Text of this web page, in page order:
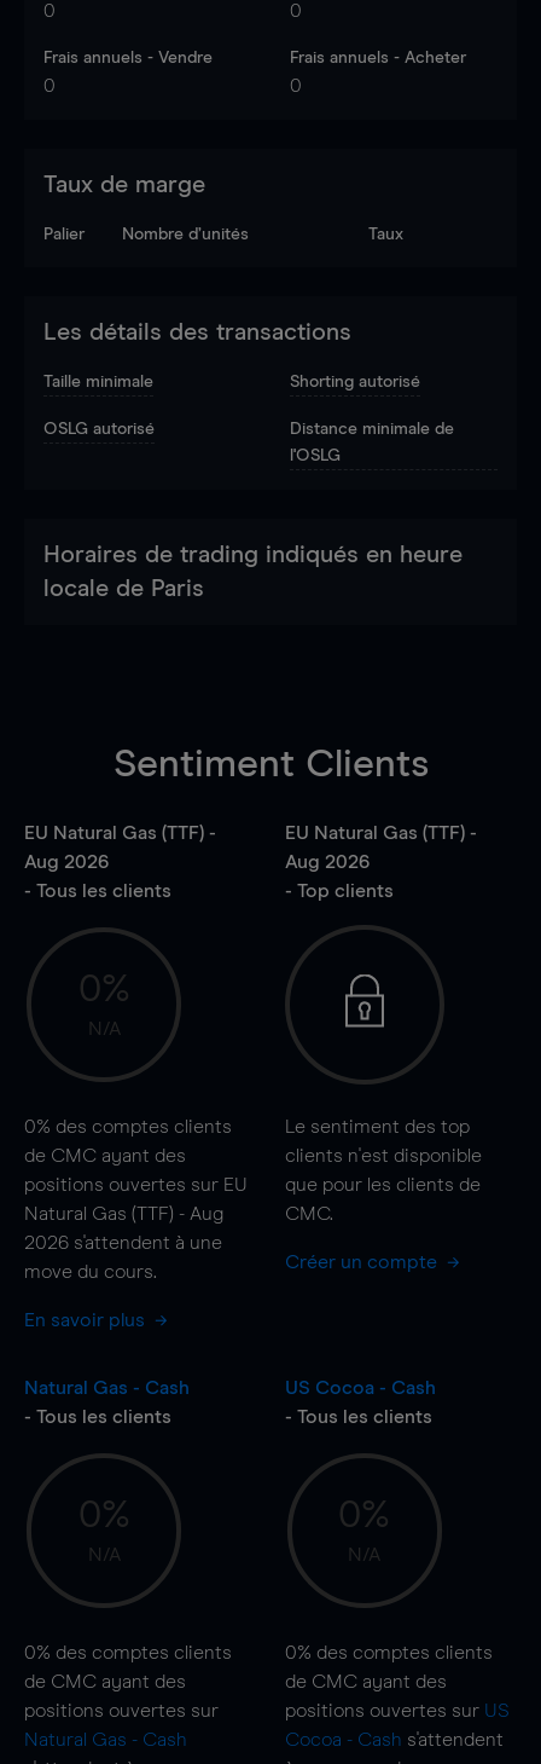
0 0
Frais annuels - Vendre
0
Frais annuels - Acheter
0
Taux de marge
Palier Nombre d’unités Taux
Les détails des transactions
Taille minimale Shorting autorisé
OSLG autorisé
Distance minimale de
l'OSLG
Horaires de trading indiqués en heure
locale de Paris
Sentiment Clients
EU Natural Gas (TTF) -
Aug 2026
- Tous les clients
0%
N/A
0% des comptes clients
de CMC ayant des
positions ouvertes sur EU
Natural Gas (TTF) - Aug
2026 s'attendent à une
move du cours.
En savoir plus
EU Natural Gas (TTF) -
Aug 2026
- Top clients
Le sentiment des top
clients n'est disponible
que pour les clients de
CMC.
Créer un compte
Natural Gas - Cash
- Tous les clients
0%
N/A
0% des comptes clients
de CMC ayant des
positions ouvertes sur
Natural Gas - Cash
US Cocoa - Cash
- Tous les clients
0%
N/A
0% des comptes clients
de CMC ayant des
positions ouvertes sur US
Cocoa - Cash s'attendent